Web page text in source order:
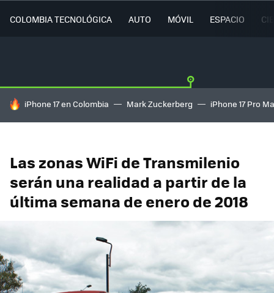
COLOMBIA TECNOLÓGICA AUTO MÓVIL ESPACIO
HOY SE HABLA DE
iPhone 17 en Colombia Mark Zuckerberg iPhone 17 Pro
Las zonas WiFi de Transmilenio
serán una realidad a partir de la
última semana de enero de 2018